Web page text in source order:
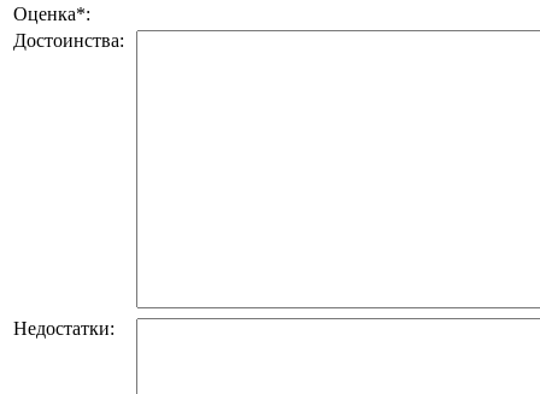
Оценка*:
Достоинства:
Недостатки: